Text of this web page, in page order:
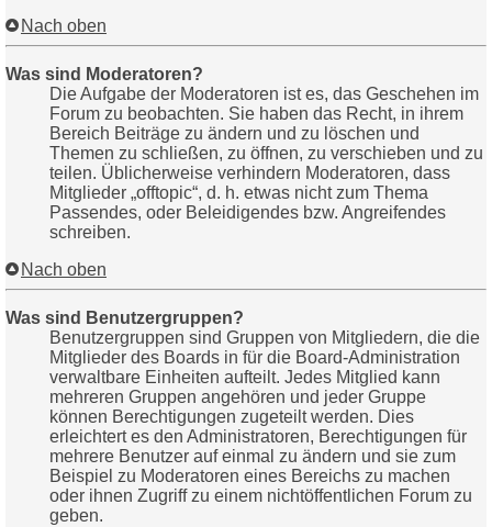
Nach oben
Was sind Moderatoren?
Die Aufgabe der Moderatoren ist es, das Geschehen im
Forum zu beobachten. Sie haben das Recht, in ihrem
Bereich Beiträge zu ändern und zu löschen und
Themen zu schließen, zu öffnen, zu verschieben und zu
teilen. Üblicherweise verhindern Moderatoren, dass
Mitglieder „offtopic“, d. h. etwas nicht zum Thema
Passendes, oder Beleidigendes bzw. Angreifendes
schreiben.
Nach oben
Was sind Benutzergruppen?
Benutzergruppen sind Gruppen von Mitgliedern, die die
Mitglieder des Boards in für die Board-Administration
verwaltbare Einheiten aufteilt. Jedes Mitglied kann
mehreren Gruppen angehören und jeder Gruppe
können Berechtigungen zugeteilt werden. Dies
erleichtert es den Administratoren, Berechtigungen für
mehrere Benutzer auf einmal zu ändern und sie zum
Beispiel zu Moderatoren eines Bereichs zu machen
oder ihnen Zugriff zu einem nichtöffentlichen Forum zu
geben.